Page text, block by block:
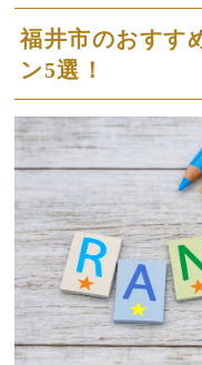
福井市のおすす
ン5選！